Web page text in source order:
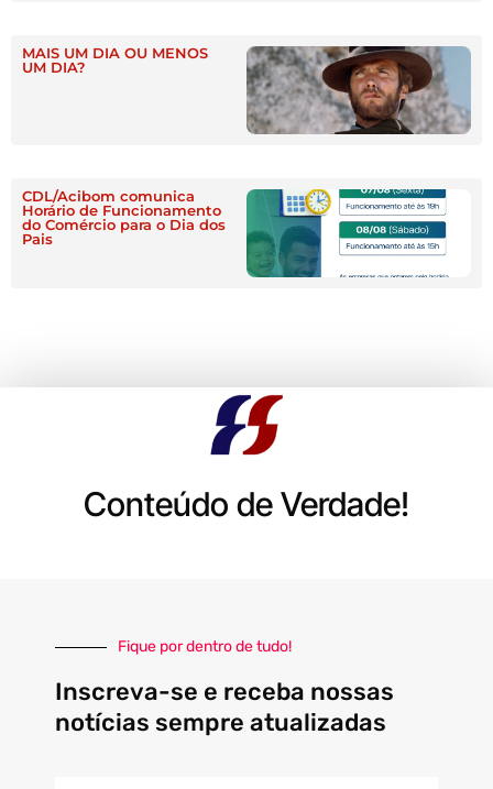
MAIS UM DIA OU MENOS
UM DIA?
CDL/Acibom comunica
Horário de Funcionamento
do Comércio para o Dia dos
Pais
Conteúdo de Verdade!
Fique por dentro de tudo!
Inscreva-se e receba nossas
notícias sempre atualizadas